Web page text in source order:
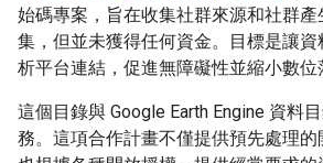
始碼專案，旨在收集社群來源和社群
集，但並未獲得任何資金。目標是讓
析平台連結，促進無障礙性並縮小數位
這個目錄與 Google Earth Engine 資料
務。這項合作計畫不僅提供預先處理的